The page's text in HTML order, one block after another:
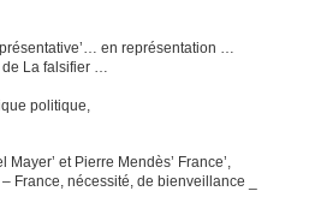
en représentation …
de La falsifier …
politique,
et Pierre Mendès’ France’,
France, nécessité, de bienveillance _